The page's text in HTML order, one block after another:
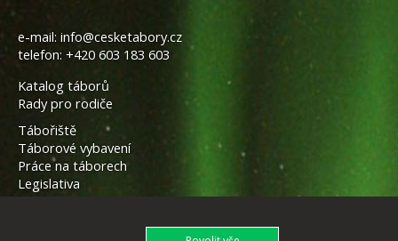
e-mail: info@cesketabory.cz
telefon: +420 603 183 603
Katalog táborů
Rady pro rodiče
Tábořiště
Táborové vybavení
Práce na táborech
Legislativa